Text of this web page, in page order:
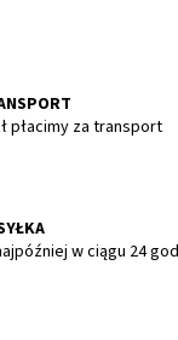
płacimy za transport
w ciągu 24